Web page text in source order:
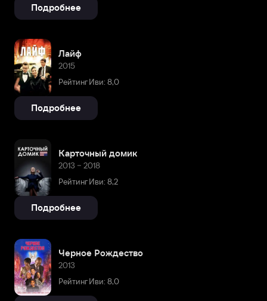
Подробнее
Лайф
2015
Рейтинг Иви: 8,0
Подробнее
Карточный домик
2013 – 2018
Рейтинг Иви: 8,2
Подробнее
Черное Рождество
2013
Рейтинг Иви: 8,0